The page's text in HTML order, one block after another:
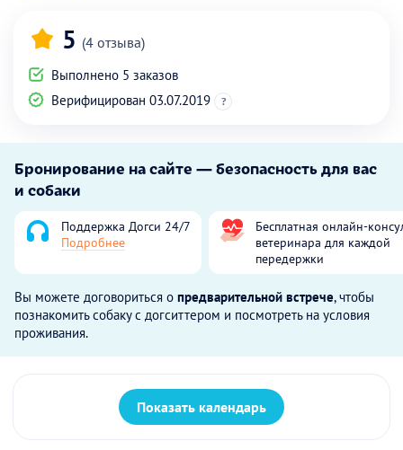
5 (4 отзыва)
Выполнено 5 заказов
Верифицирован 03.07.2019
?
Бронирование на сайте — безопасность для вас
и собаки
Поддержка Догси 24/7
Подробнее
Бесплатная онлайн-
ветеринара для каждой
передержки
Вы можете договориться о предварительной встрече, чтобы
познакомить собаку с догситтером и посмотреть на условия
проживания.
Показать календарь